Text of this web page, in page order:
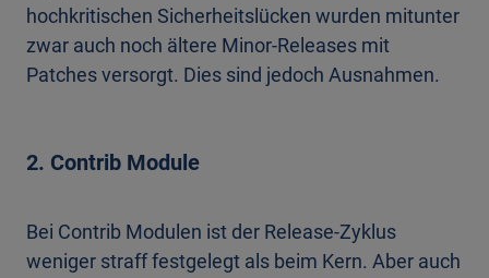
hochkritischen Sicherheitslücken wurden mitunter
zwar auch noch ältere Minor-Releases mit
Patches versorgt. Dies sind jedoch Ausnahmen.
2. Contrib Module
Bei Contrib Modulen ist der Release-Zyklus
weniger straff festgelegt als beim Kern. Aber auch